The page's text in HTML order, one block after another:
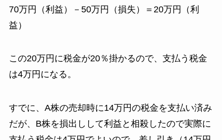
70万円（利益）－50万円（損失）＝20万円（利
益）
この20万円に税金が20％掛かるので、支払う税金
は4万円になる。
すでに、A株の売却時に14万円の税金を支払い済み
だが、B株を損出しして利益と相殺したので実際に